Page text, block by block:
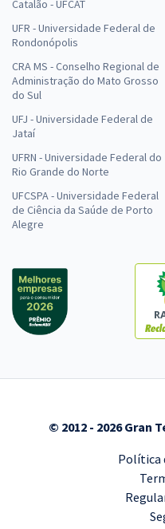
Catalão - UFCAT
UFR - Universidade Federal de
Rondonópolis
CRA MS - Conselho Regional de
Administração do Mato Grosso
do Sul
UFJ - Universidade Federal de
Jataí
UFRN - Universidade Federal do
Rio Grande do Norte
UFCSPA - Universidade Federal
de Ciência da Saúde de Porto
Alegre
© 2012 - 2026 Gran
Política